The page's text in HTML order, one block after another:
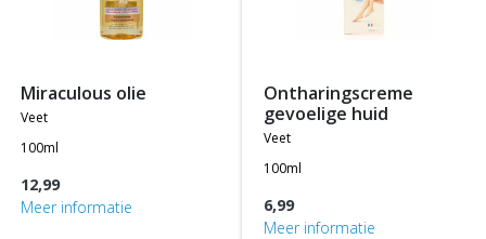
miraculous olie
veet
100ml
12,99
Meer informatie
ontharingscreme
gevoelige huid
veet
100ml
6,99
Meer informatie